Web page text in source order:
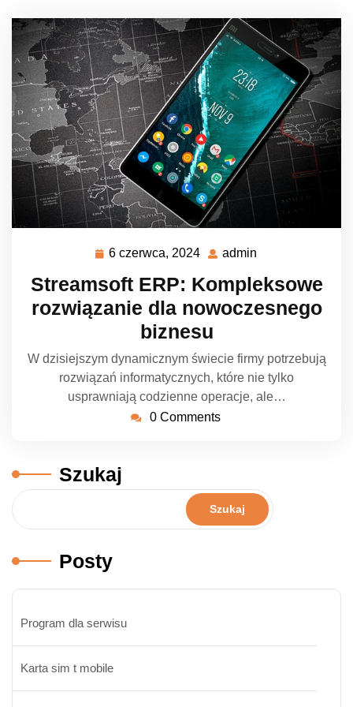
6 czerwca, 2024
2024
admin
Streamsoft ERP: Kompleksowe
rozwiązanie dla nowoczesnego
biznesu
W dzisiejszym dynamicznym świecie firmy potrzebują
rozwiązań informatycznych, które nie tylko
usprawniają codzienne operacje, ale…
0 Comments
Szukaj
Szukaj
Posty
Program dla serwisu
Karta sim t mobile